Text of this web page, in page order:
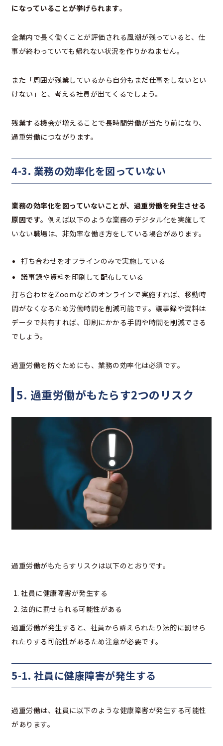
になっていることが挙げられます。
企業内で長く働くことが評価される風潮が残っていると、仕
事が終わっていても帰れない状況を作りかねません。
また「周囲が残業しているから自分もまだ仕事をしないとい
けない」と、考える社員が出てくるでしょう。
残業する機会が増えることで長時間労働が当たり前になり、
過重労働につながります。
4-3. 業務の効率化を図っていない
業務の効率化を図っていないことが、過重労働を発生させる
原因です。例えば以下のような業務のデジタル化を実施して
いない職場は、非効率な働き方をしている場合があります。
打ち合わせをオフラインのみで実施している
議事録や資料を印刷して配布している
打ち合わせをZoomなどのオンラインで実施すれば、移動時
間がなくなるため労働時間を削減可能です。議事録や資料は
データで共有すれば、印刷にかかる手間や時間を削減できる
でしょう。
過重労働を防ぐためにも、業務の効率化は必須です。
5. 過重労働がもたらす2つのリスク
過重労働がもたらすリスクは以下のとおりです。
社員に健康障害が発生する
法的に罰せられる可能性がある
過重労働が発生すると、社員から訴えられたり法的に罰せら
れたりする可能性があるため注意が必要です。
5-1. 社員に健康障害が発生する
過重労働は、社員に以下のような健康障害が発生する可能性
があります。